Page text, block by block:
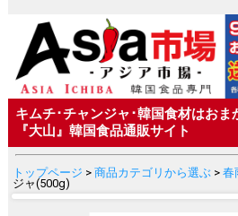
キムチ･チャンジャ･韓国食材はおま
『大山』韓国食品通販サイト
トップページ > 商品カテゴリから選ぶ> 春
ジャ(500g)